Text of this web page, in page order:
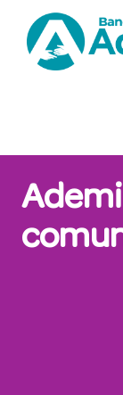
Contenido